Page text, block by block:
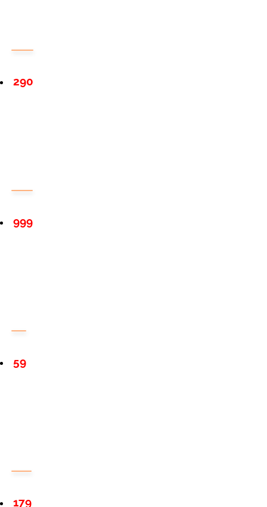
290
999
59
179